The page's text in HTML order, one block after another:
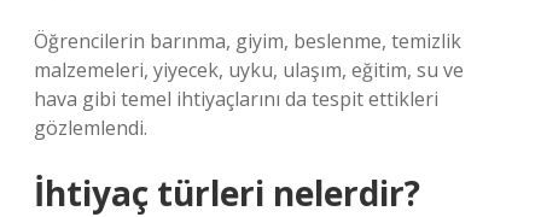
Öğrencilerin barınma, giyim, beslenme, temizlik
malzemeleri, yiyecek, uyku, ulaşım, eğitim, su ve
hava gibi temel ihtiyaçlarını da tespit ettikleri
gözlemlendi.
İhtiyaç türleri nelerdir?